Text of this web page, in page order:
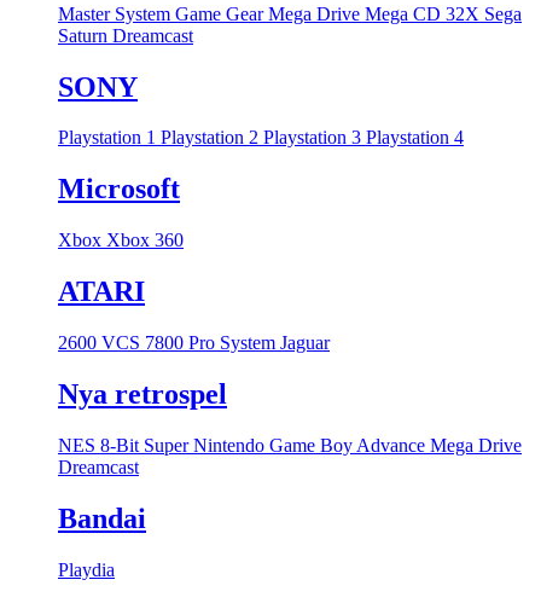
Master System Game GearMega Drive Mega CD 32X Sega
Saturn Dreamcast
SONY
Playstation 1 Playstation 2 Playstation 3 Playstation 4
Microsoft
Xbox Xbox 360
ATARI
2600 VCS 7800 Pro System Jaguar
Nya retrospel
NES 8-Bit Super Nintendo Game Boy Advance Mega Drive
Dreamcast
Bandai
Playdia